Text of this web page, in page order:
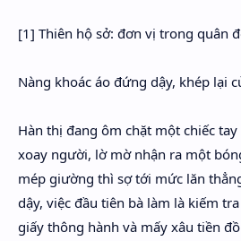
[1] Thiên hộ sở: đơn vị trong quân
Nàng khoác áo đứng dậy, khép lại
Hàn thị đang ôm chặt một chiếc
xoay người, lờ mờ nhận ra một
mép giường thì sợ tới mức lăn
dậy, việc đầu tiên bà làm là kiếm
giấy thông hành và mấy xâu tiền